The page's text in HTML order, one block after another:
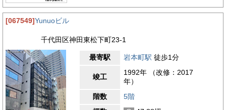
[067549]Yunuoビル
千代田区神田東松下町23-1
最寄駅 岩本町駅 徒歩1分
竣工
1992年 （改修：2017
年）
階数
5階